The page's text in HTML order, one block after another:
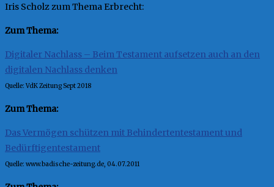
Iris Scholz zum Thema Erbrecht:
Zum Thema:
Digitaler Nachlass – Beim Testament aufsetzen auch an den
digitalen Nachlass denken
Quelle: VdK Zeitung Sept 2018
Zum Thema:
Das Vermögen schützen mit Behindertentestament und
Bedürftigentestament
Quelle: www.badische-zeitung.de, 04.07.2011